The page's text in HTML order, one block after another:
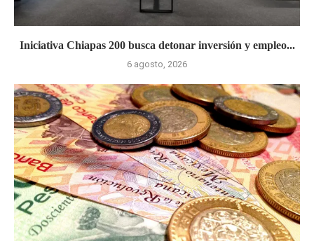
Iniciativa Chiapas 200 busca detonar inversión y empleo...
6 agosto, 2026